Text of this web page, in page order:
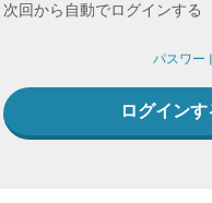
次回から自動でログインする
パスワー